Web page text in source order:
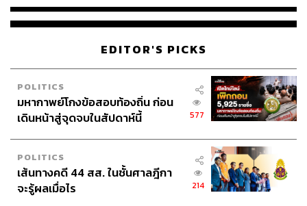
EDITOR'S PICKS
POLITICS
มหากาพย์โกงข้อสอบท้องถิ่น ก่อน
เดินหน้าสู่จุดจบในสัปดาห์นี้
577
POLITICS
เส้นทางคดี 44 สส. ในชั้นศาลฎีกา
จะรู้ผลเมื่อไร
214